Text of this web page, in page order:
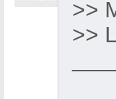
>>
>>